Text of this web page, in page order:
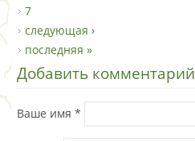
7
следующая ›
последняя »
Добавить комментарий
Ваше имя *